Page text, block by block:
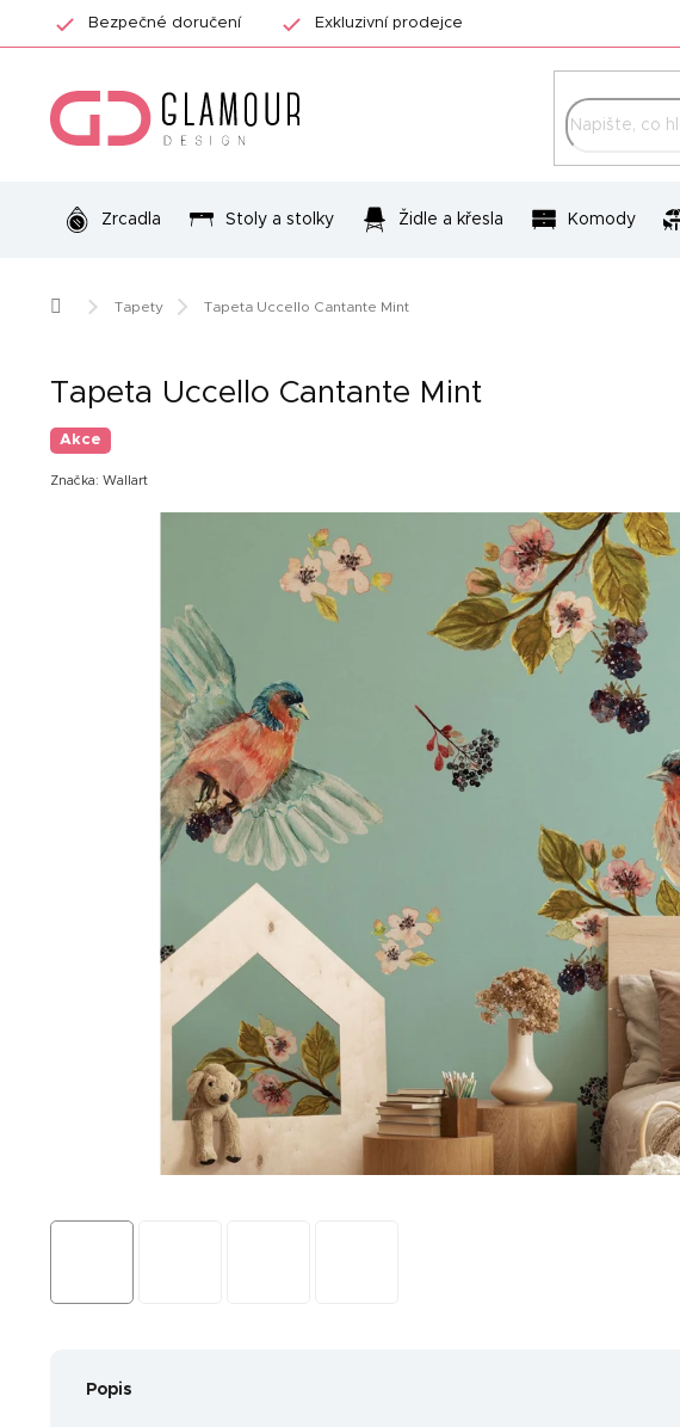
Bezpečné doručení Exkluzivní prodejce
Zrcadla Stoly a stolky Židle a křesla Komody
Domů Tapety Tapeta Uccello Cantante Mint
Tapeta Uccello Cantante Mint
Akce
Značka: Wallart
Popis